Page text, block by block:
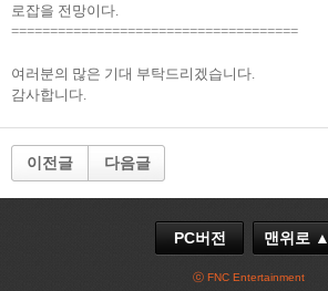
로잡을 전망이다.
=====================================
여러분의 많은 기대 부탁드리겠습니다.
감사합니다.
이전글 다음글
PC버전 맨위로 ▲
ⓒ FNC Entertainment